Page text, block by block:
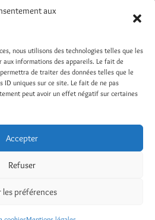
aux
nous utilisons des technologies telles que les
aux informations des appareils. Le fait de
de traiter des données telles que le
ID uniques sur ce site. Le fait de ne pas
peut avoir un effet négatif sur certaines
Accepter
Refuser
les préférences
|Tarifs 2026|Conditions de
|Brochure|Conditions
locations
réservés